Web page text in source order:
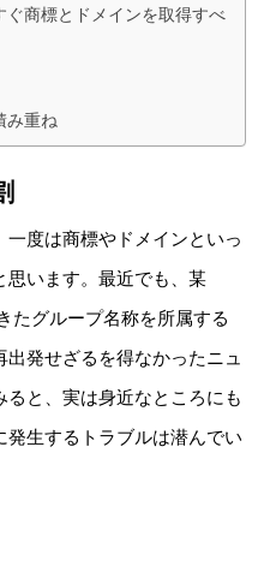
商標とドメインを取得すべ
み重ね
度は商標やドメインといっ
思います。最近でも、某
たグループ名称を所属する
発せざるを得なかったニュ
と、実は身近なところにも
生するトラブルは潜んでい